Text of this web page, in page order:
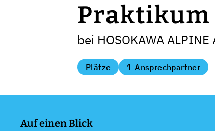
bei HOSOKAWA
Plätze 1 Ansprechpartner
Auf einen Blick